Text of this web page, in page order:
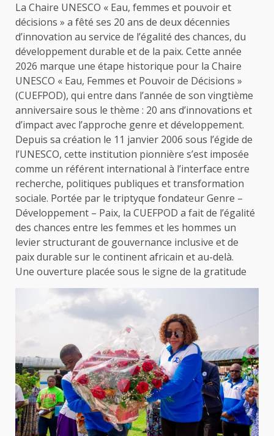
La Chaire UNESCO « Eau, femmes et pouvoir et
décisions » a fêté ses 20 ans de deux décennies
d’innovation au service de l’égalité des chances, du
développement durable et de la paix. Cette année
2026 marque une étape historique pour la Chaire
UNESCO « Eau, Femmes et Pouvoir de Décisions »
(CUEFPOD), qui entre dans l’année de son vingtième
anniversaire sous le thème : 20 ans d’innovations et
d’impact avec l’approche genre et développement.
Depuis sa création le 11 janvier 2006 sous l’égide de
l’UNESCO, cette institution pionnière s’est imposée
comme un référent international à l’interface entre
recherche, politiques publiques et transformation
sociale. Portée par le triptyque fondateur Genre –
Développement – Paix, la CUEFPOD a fait de l’égalité
des chances entre les femmes et les hommes un
levier structurant de gouvernance inclusive et de
paix durable sur le continent africain et au-delà.
Une ouverture placée sous le signe de la gratitude